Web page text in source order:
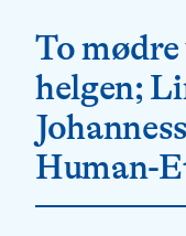
To
helgen;
Human-